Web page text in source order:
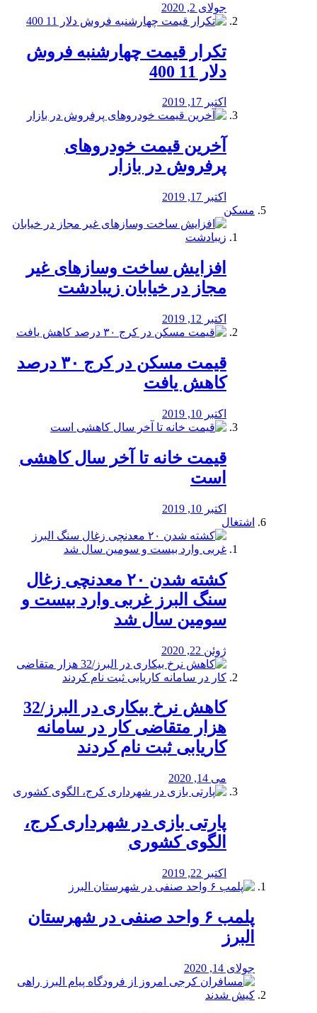
جولای 2, 2020
تکرار قیمت چهارشنبه فروش
دلار 11 400
اکتبر 17, 2019
آخرین قیمت خودرو‌های
پرفروش در بازار
اکتبر 17, 2019
مسکن
افزایش ساخت وسازهای غیر
مجاز در خیابان زیبادشت
اکتبر 12, 2019
️قیمت مسکن در کرج ۳۰ درصد
کاهش یافت
اکتبر 10, 2019
قیمت خانه تا آخر سال کاهشی
است
اکتبر 10, 2019
اشتغال
کشته شدن ۲۰ معدنچی زغال
سنگ البرز غربی وارد بیست و
سومین سال شد
ژوئن 22, 2020
کاهش نرخ بیکاری در البرز/32
هزار متقاضی کار در سامانه
کاریابی ثبت نام کردند
می 14, 2020
پارتی بازی در شهرداری کرج،
الگوی کشوری
اکتبر 22, 2019
پلمب ۶ واحد صنفی در شهرستان
البرز
جولای 14, 2020